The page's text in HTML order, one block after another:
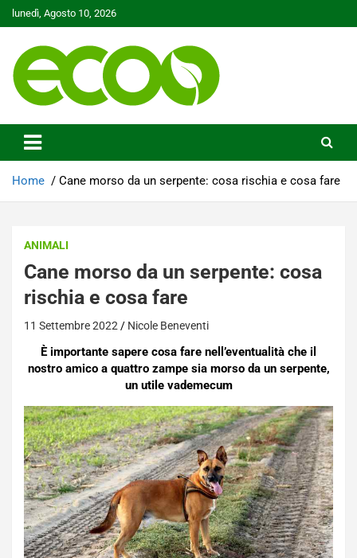
Skip
to
lunedì, Agosto 10, 2026
Ecoo.it
Home Cane morso da un serpente: cosa rischia e cosa fare
ANIMALI
Cane morso da un serpente: cosa
rischia e cosa fare
11 Settembre 2022 Nicole Beneventi
È importante sapere cosa fare nell’eventualità che il
nostro amico a quattro zampe sia morso da un serpente,
un utile vademecum